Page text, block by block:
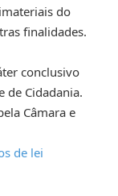
do
finalidades.
conclusivo
de Cidadania.
Câmara e
de lei